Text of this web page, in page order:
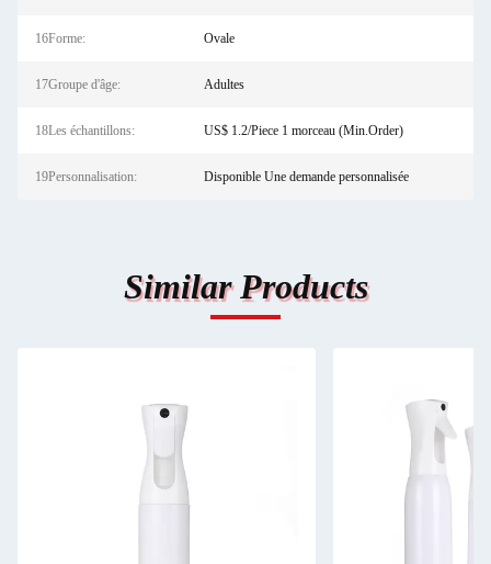
16Forme: Ovale
17Groupe d'âge: Adultes
18Les échantillons: US$ 1.2/Piece 1 morceau (Min.Order)
19Personnalisation: Disponible Une demande personnalisée
Similar Products